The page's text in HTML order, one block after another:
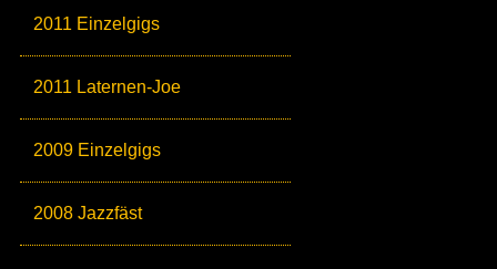
2011 Einzelgigs
2011 Laternen-Joe
2009 Einzelgigs
2008 Jazzfäst